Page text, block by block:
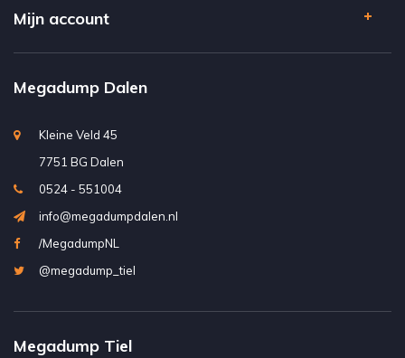
Mijn account
Megadump Dalen
Kleine Veld 45
7751 BG Dalen
0524 - 551004
info@megadumpdalen.nl
/MegadumpNL
@megadump_tiel
Megadump Tiel